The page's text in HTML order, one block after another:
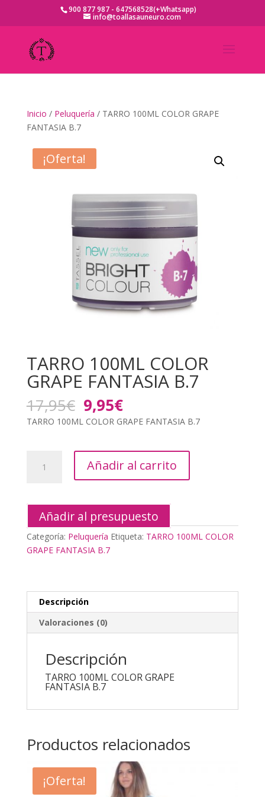
900 877 987 - 647568528(+Whatsapp)
info@toallasauneuro.com
Inicio / Peluquería / TARRO 100ML COLOR GRAPE
FANTASIA B.7
¡Oferta!
TARRO 100ML COLOR
GRAPE FANTASIA B.7
17,95€ El
precio
original
era:
17,95€.
9,95€El
precio
actual
es:
9,95€.
TARRO 100ML COLOR GRAPE FANTASIA B.7
100ML
FANTASIA
B.7
cantidad
Añadir al carrito
Añadir al presupuesto
Categoría: Peluquería Etiqueta: TARRO 100ML COLOR
GRAPE FANTASIA B.7
Descripción
Valoraciones (0)
Descripción
TARRO 100ML COLOR GRAPE
FANTASIA B.7
Productos relacionados
¡Oferta!